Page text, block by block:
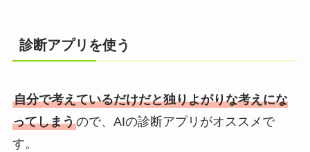
診断アプリを使う
自分で考えているだけだと独りよがりな考えにな
ってしまうので、AIの診断アプリがオススメで
す。